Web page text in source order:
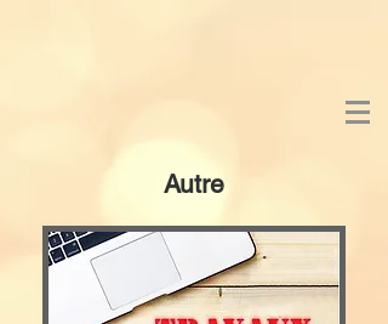
Autre